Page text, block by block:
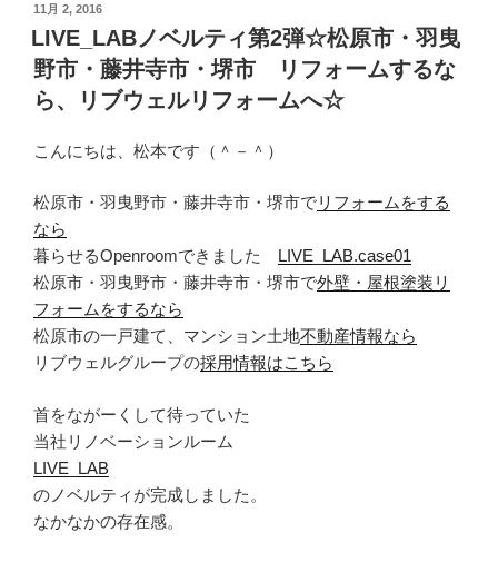
投
稿
日:
11月 2, 2016
LIVE_LABノベルティ第2弾☆松原市・羽曳
野市・藤井寺市・堺市 リフォームするな
ら、リブウェルリフォームへ☆
こんにちは、松本です（＾－＾）
松原市・羽曳野市・藤井寺市・堺市でリフォームをする
なら
暮らせるOpenroomできました LIVE_LAB.case01
松原市・羽曳野市・藤井寺市・堺市で外壁・屋根塗装リ
フォームをするなら
松原市の一戸建て、マンション土地不動産情報なら
リブウェルグループの採用情報はこちら
首をながーくして待っていた
当社リノベーションルーム
LIVE_LAB
のノベルティが完成しました。
なかなかの存在感。